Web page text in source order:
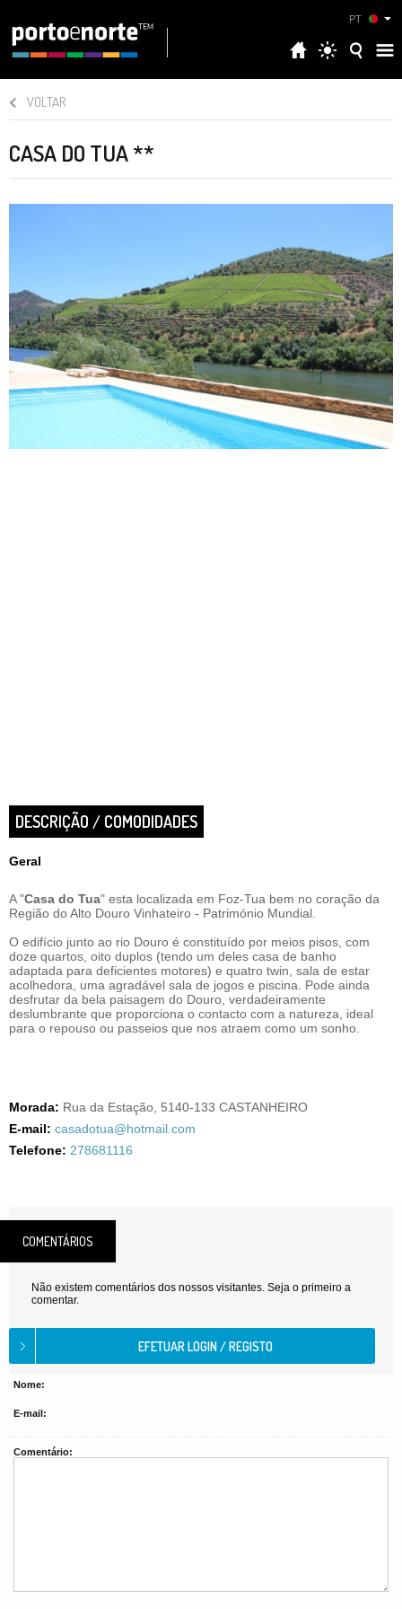
PT
VOLTAR
CASA DO TUA **
DESCRIÇÃO / COMODIDADES
Geral
A "Casa do Tua" esta localizada em Foz-Tua bem no coração da
Região do Alto Douro Vinhateiro - Património Mundial.
O edifício junto ao rio Douro é constituído por meios pisos, com
doze quartos, oito duplos (tendo um deles casa de banho
adaptada para deficientes motores) e quatro twin, sala de estar
acolhedora, uma agradável sala de jogos e piscina. Pode ainda
desfrutar da bela paisagem do Douro, verdadeiramente
deslumbrante que proporciona o contacto com a natureza, ideal
para o repouso ou passeios que nos atraem como um sonho.
Morada: Rua da Estação, 5140-133 CASTANHEIRO
E-mail: casadotua@hotmail.com
Telefone: 278681116
COMENTÁRIOS
Não existem comentários dos nossos visitantes. Seja o primeiro a
comentar.
Nome:
E-mail:
Comentário: